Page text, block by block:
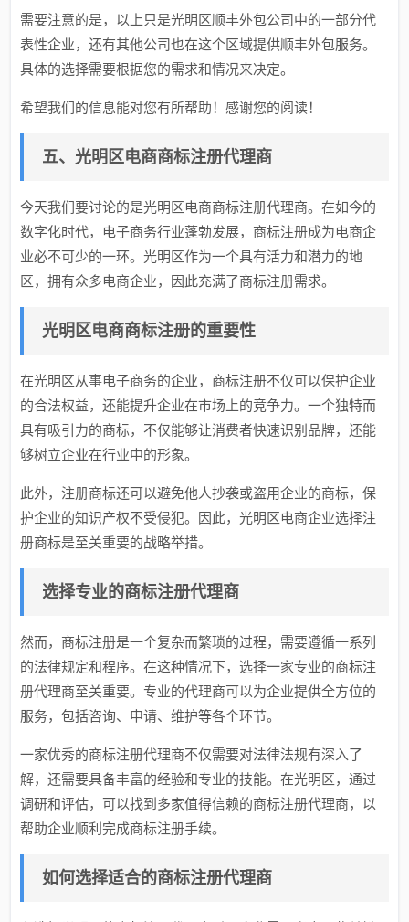
需要注意的是，以上只是光明区顺丰外包公司中的一部分代
表性企业，还有其他公司也在这个区域提供顺丰外包服务。
具体的选择需要根据您的需求和情况来决定。
希望我们的信息能对您有所帮助！感谢您的阅读！
五、光明区电商商标注册代理商
今天我们要讨论的是光明区电商商标注册代理商。在如今的
数字化时代，电子商务行业蓬勃发展，商标注册成为电商企
业必不可少的一环。光明区作为一个具有活力和潜力的地
区，拥有众多电商企业，因此充满了商标注册需求。
光明区电商商标注册的重要性
在光明区从事电子商务的企业，商标注册不仅可以保护企业
的合法权益，还能提升企业在市场上的竞争力。一个独特而
具有吸引力的商标，不仅能够让消费者快速识别品牌，还能
够树立企业在行业中的形象。
此外，注册商标还可以避免他人抄袭或盗用企业的商标，保
护企业的知识产权不受侵犯。因此，光明区电商企业选择注
册商标是至关重要的战略举措。
选择专业的商标注册代理商
然而，商标注册是一个复杂而繁琐的过程，需要遵循一系列
的法律规定和程序。在这种情况下，选择一家专业的商标注
册代理商至关重要。专业的代理商可以为企业提供全方位的
服务，包括咨询、申请、维护等各个环节。
一家优秀的商标注册代理商不仅需要对法律法规有深入了
解，还需要具备丰富的经验和专业的技能。在光明区，通过
调研和评估，可以找到多家值得信赖的商标注册代理商，以
帮助企业顺利完成商标注册手续。
如何选择适合的商标注册代理商